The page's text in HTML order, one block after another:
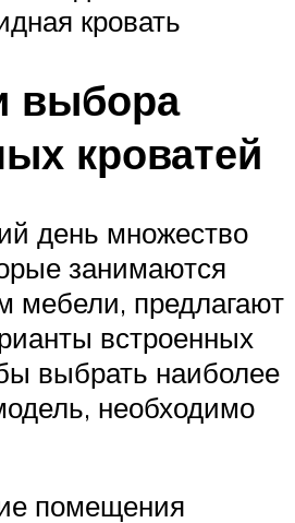
кровать
выбора
кроватей
день множество
занимаются
мебели, предлагают
встроенных
выбрать наиболее
необходимо
помещения